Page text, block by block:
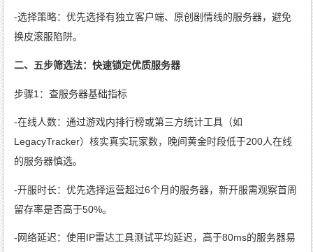
-选择策略：优先选择有独立客户端、原创剧情线的服务器，避免
换皮滚服陷阱。
二、五步筛选法：快速锁定优质服务器
步骤1：查服务器基础指标
-在线人数：通过游戏内排行榜或第三方统计工具（如
LegacyTracker）核实真实玩家数，晚间黄金时段低于200人在线
的服务器慎选。
-开服时长：优先选择运营超过6个月的服务器，新开服需观察首周
留存率是否高于50%。
-网络延迟：使用IP雷达工具测试平均延迟，高于80ms的服务器易